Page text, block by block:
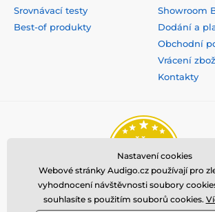
Srovnávací testy
Best-of produkty
Showroom
Dodání a
Obchodní
Vrácení
Kontakty
Nastavení cookies
Webové stránky Audigo.cz používají pro
vyhodnocení návštěvnosti soubory
souhlasíte s použitím souborů cookies.